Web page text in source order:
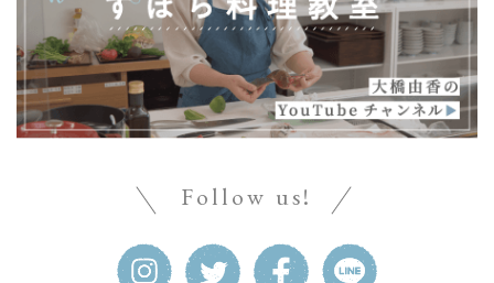
Follow us!